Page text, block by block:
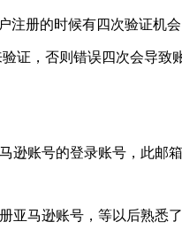
注册的时候有四次验证机
证，否则错误四次会导致
逊账号的登录账号，此邮
亚马逊账号，等以后熟悉